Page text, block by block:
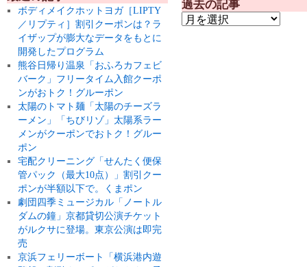
ボディメイクホットヨガ［LIPTY
／リプティ］割引クーポンは？ラ
イザップが膨大なデータをもとに
開発したプログラム
熊谷日帰り温泉「おふろカフェビ
バーク」フリータイム入館クーポ
ンがおトク！グルーポン
太陽のトマト麺「太陽のチーズラ
ーメン」「ちびリゾ」太陽系ラー
メンがクーポンでおトク！グルー
ポン
宅配クリーニング「せんたく便保
管パック（最大10点）」割引クー
ポンが半額以下で。くまポン
劇団四季ミュージカル「ノートル
ダムの鐘」京都貸切公演チケット
がルクサに登場。東京公演は即完
売
京浜フェリーボート「横浜港内遊
過去の記事